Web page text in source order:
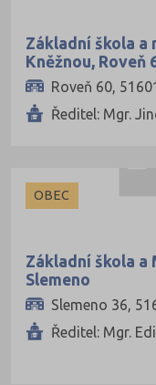
Základní škola a
Kněžnou, Roveň
Roveň 60,
Ředitel: Mgr.
OBEC
Základní škola a
Slemeno
Slemeno 36,
Ředitel: Mgr.